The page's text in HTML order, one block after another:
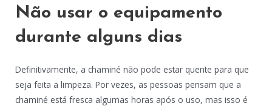
Não usar o equipamento
durante alguns dias
Definitivamente, a chaminé não pode estar quente para que
seja feita a limpeza. Por vezes, as pessoas pensam que a
chaminé está fresca algumas horas após o uso, mas isso é